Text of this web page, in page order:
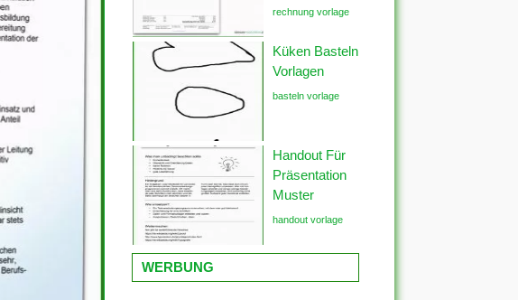
rechnung vorlage
Küken Basteln
Vorlagen
basteln vorlage
Handout Für
Präsentation
Muster
handout vorlage
WERBUNG